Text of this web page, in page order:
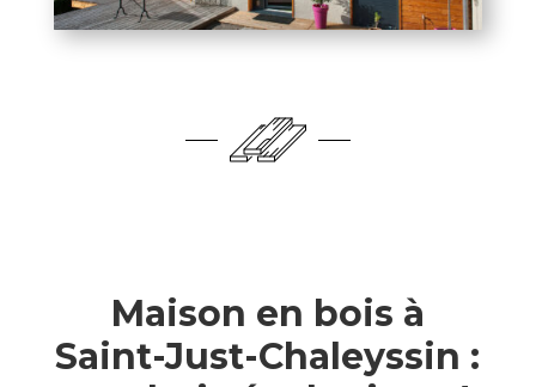
Maison en bois à
Saint-Just-Chaleyssin :